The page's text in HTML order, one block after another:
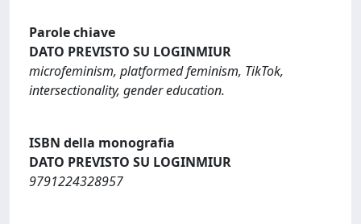
Parole chiave
DATO PREVISTO SU LOGINMIUR
microfeminism, platformed feminism, TikTok,
intersectionality, gender education.
ISBN della monografia
DATO PREVISTO SU LOGINMIUR
9791224328957